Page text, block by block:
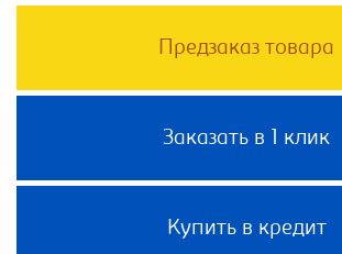
Предзаказ товара
Заказать в 1 клик
Купить в кредит